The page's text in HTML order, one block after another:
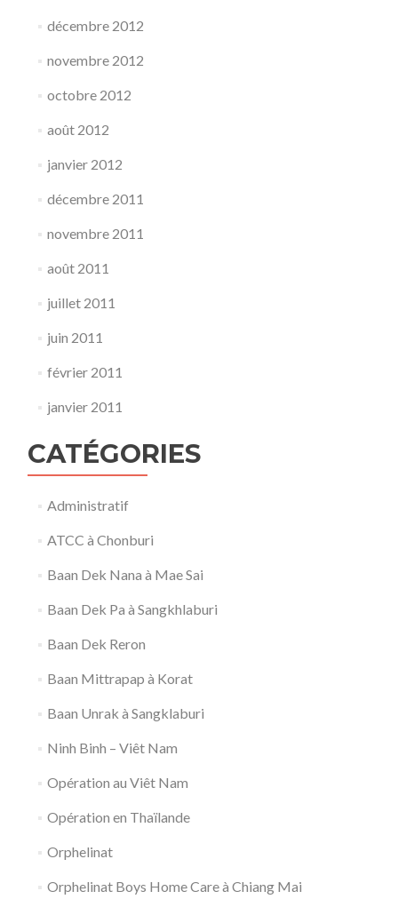
décembre 2012
novembre 2012
octobre 2012
août 2012
janvier 2012
décembre 2011
novembre 2011
août 2011
juillet 2011
juin 2011
février 2011
janvier 2011
CATÉGORIES
Administratif
ATCC à Chonburi
Baan Dek Nana à Mae Sai
Baan Dek Pa à Sangkhlaburi
Baan Dek Reron
Baan Mittrapap à Korat
Baan Unrak à Sangklaburi
Ninh Binh – Viêt Nam
Opération au Viêt Nam
Opération en Thaïlande
Orphelinat
Orphelinat Boys Home Care à Chiang Mai